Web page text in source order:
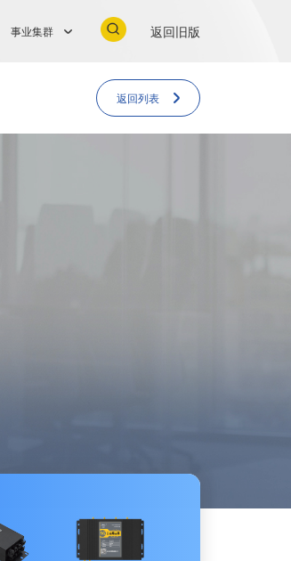
事业集群 返回旧版
返回列表